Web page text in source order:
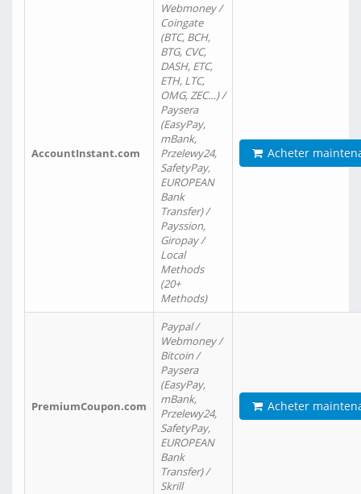
AccountInstant.com
Webmoney /
Coingate
(BTC, BCH,
BTG, CVC,
DASH, ETC,
ETH, LTC,
OMG, ZEC…) /
Paysera
(EasyPay,
mBank,
Przelewy24,
SafetyPay,
EUROPEAN
Bank
Transfer) /
Payssion,
Giropay /
Local
Methods
(20+
Methods)
Acheter
PremiumCoupon.com
Paypal /
Webmoney /
Bitcoin /
Paysera
(EasyPay,
mBank,
Przelewy24,
SafetyPay,
EUROPEAN
Bank
Transfer) /
Skrill
Acheter